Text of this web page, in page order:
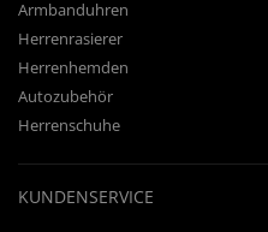
Armbanduhren
Herrenrasierer
Herrenhemden
Autozubehör
Herrenschuhe
KUNDENSERVICE